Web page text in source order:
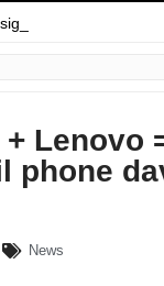
UltraStudio Expre
in arrivo
T, il primo Oled
Lenovo
phone
News